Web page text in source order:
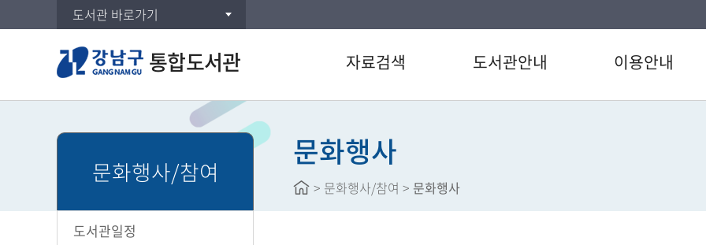
도서관 바로가기
통합도서관 자료검색
DVD/CD검색
주제별검색
신착자료검색
도서관안내
도서관운영법규
이용안내
문화행사/참여
도서관일정
문화행사
> 문화행사/참여 > 문화행사